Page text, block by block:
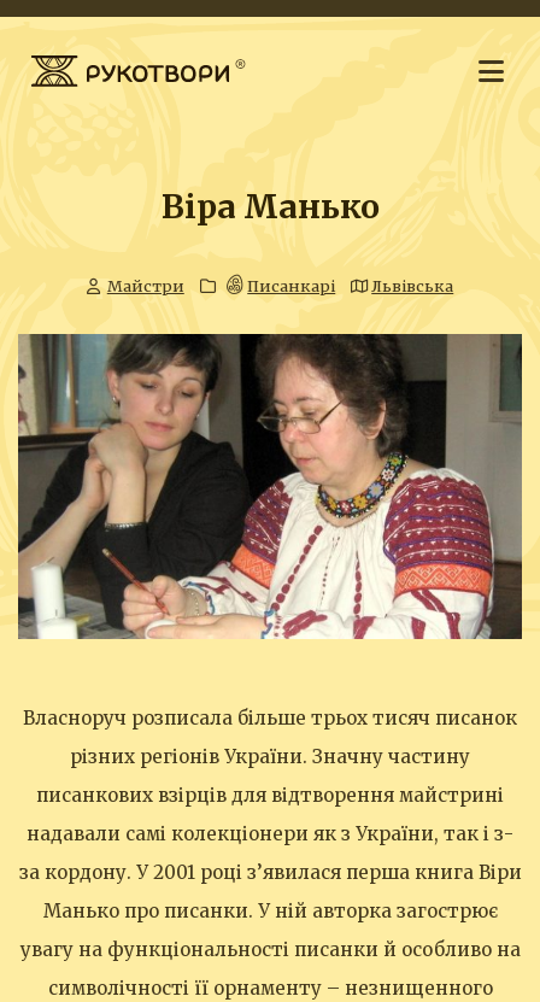
Віра Манько
Майстри Писанкарі Львівська
Власноруч розписала більше трьох тисяч писанок
різних регіонів України. Значну частину
писанкових взірців для відтворення майстрині
надавали самі колекціонери як з України, так і з-
за кордону. У 2001 році з’явилася перша книга Віри
Манько про писанки. У ній авторка загострює
увагу на функціональності писанки й особливо на
символічності її орнаменту – незнищенного